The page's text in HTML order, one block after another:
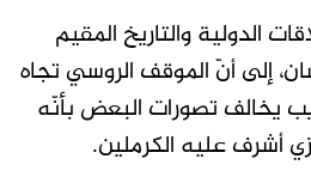
الدولية والتاريخ المقيم
إلى أنّ الموقف الروسي تجاه
يخالف تصورات البعض بأنّه
أشرف عليه الكرملين.